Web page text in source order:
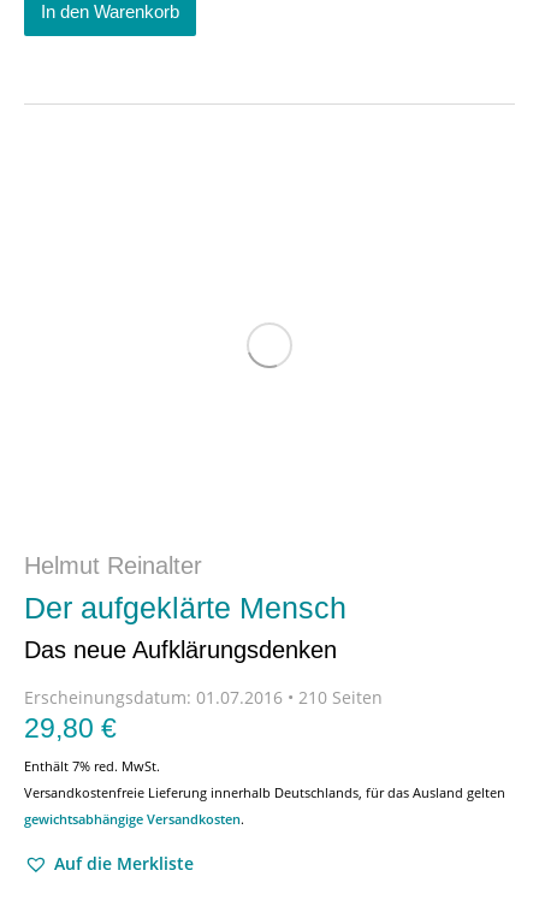
In den Warenkorb
Helmut Reinalter
Der aufgeklärte Mensch
Das neue Aufklärungsdenken
Erscheinungsdatum: 01.07.2016 • 210 Seiten
29,80 €
Enthält 7% red. MwSt.
Versandkostenfreie Lieferung innerhalb Deutschlands, für das Ausland gelten
gewichtsabhängige Versandkosten.
Auf die Merkliste